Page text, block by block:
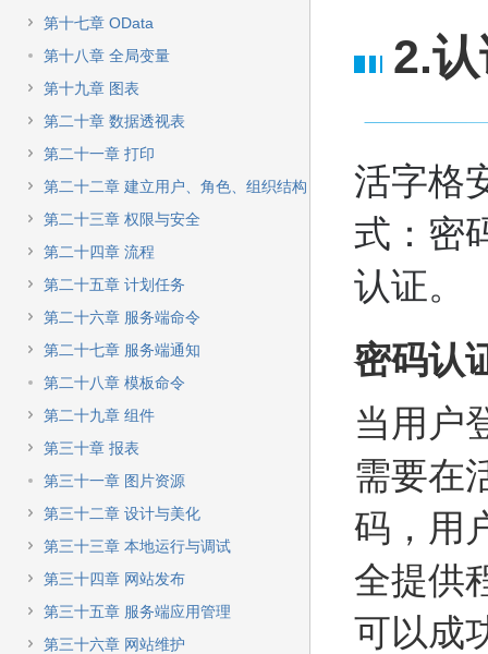
第十七章 OData
第十八章 全局变量
第十九章 图表
第二十章 数据透视表
第二十一章 打印
第二十二章 建立用户、角色、组织结构
第二十三章 权限与安全
第二十四章 流程
第二十五章 计划任务
第二十六章 服务端命令
第二十七章 服务端通知
第二十八章 模板命令
第二十九章 组件
第三十章 报表
第三十一章 图片资源
第三十二章 设计与美化
第三十三章 本地运行与调试
第三十四章 网站发布
第三十五章 服务端应用管理
第三十六章 网站维护
2.
活字格
式：密
认证。
密码认
当用户
需要在
码，用
全提供
可以成